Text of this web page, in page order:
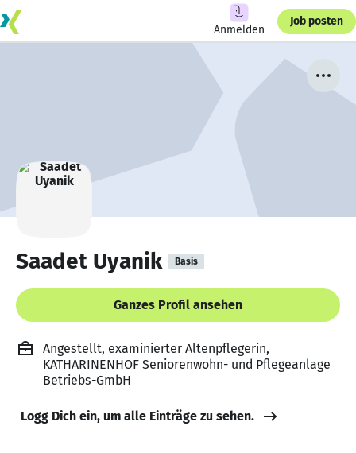
Anmelden
Job posten
Saadet Uyanik Basis
Ganzes Profil ansehen
Angestellt, examinierter Altenpflegerin,
KATHARINENHOF Seniorenwohn- und Pflegeanlage
Betriebs-GmbH
Logg Dich ein, um alle Einträge zu sehen.